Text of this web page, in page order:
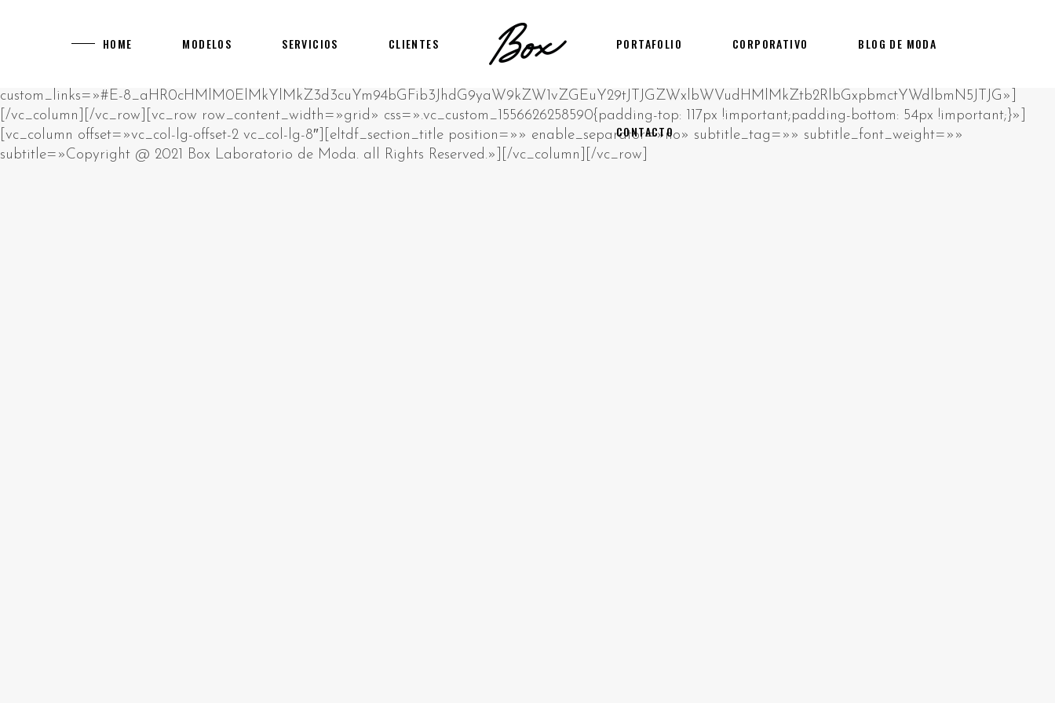
HOME MODELOS SERVICIOS CLIENTES PORTAFOLIO CORPORATIVO BLOG DE MODA
CONTACTO
[vc_row][vc_column][vc_empty_space][vc_raw_html]JTNDcCUzRUklMjBhbSUyMHJhdyUyMGh0bWwlMjBibG9jay4lM0NiciUyRiUzRUNsaWNrJTIwZWRpdCUyMGJ1dHRvbiUyMHRvJTIwY2hhbmdlJTIwdGhpcyUyMGh0bWwlM0MlMkZwJTNFJTBBJTNDZGl2JTIwc3R5bGUlM0QlMjJwb3NpdGlvbiUzQSUyMGFic29sdXRlJTNCJTIwbGVmdCUzQSUyMC05OTk5OXB4JTNCJTIyJTNFJTIwJTNDaDIlM0UlRDAlQTAlRDAlQjUlRDAlQjklRDElODIlRDAlQjglRDAlQkQlRDAlQjMlMjAlRDAlQkQlRDAlQjAlRDAlQjklRDAlQkElRDElODAlRDAlQjAlRDElODklRDAlQjglRDElODUlMjAlRDAlQkUlRDAlQkQlRDAlQkIlRDAlQjAlRDAlQjklRDAlQkQtJUQwJUJBJUQwJUIwJUQwJUI3JUQwJUI4JUQwJUJEJUQwJUJFJTIwJUQwJUIyJTIwJUQwJTg0JUQwJUIyJUQxJTgwJUQwJUJFJUQwJUJGJUQxJTk2JTNDJTJGaDIlM0UlMjAlM0NwJTNFJUQwJTg0JUQwJUIyJUQxJTgwJUQwJUJFJUQwJUJGJUQwJUI1JUQwJUI5JUQxJTgxJUQxJThDJUQwJUJBJUQwJUI4JUQwJUI5JTIwJUQwJUJFJUQwJUJEJUQwJUJCJUQwJUIwJUQwJUI5JUQwJUJELSVEMCVCMyVEMCVCNSVEMCVCQyVEMCVCMSVEMCVCQiVEMSU5NiVEMCVCRCVEMCVCMyUyMCUzQ2ElMjBocmVmJTNEJTIyaHR0cHMlM0ElMkYlMkZrYXp5bm8tdWEuY29tJTJGY2FzaW5vcyUyRmV1cm9wZSUyRiUyMiUzRWh0dHBzJTNBJTJGJTJGa2F6eW5vLXVhLmNvbSUyRmNhc2lub3MlMkZldXJvcGUlMkYlM0MlMkZhJTNFJTIwJUUyJTgwJTkzJTIwJUQxJTg2JUQwJUI1JTIwJUQwJUJGJUQwJUJFJUQxJTk0JUQwJUI0JUQwJUJEJUQwJUIwJUQwJUJEJUQwJUJEJUQxJThGJTIwJUQwJUIyJUQwJUI4JUQxJTgxJUQwJUJFJUQwJUJBJUQwJUI4JUQxJTg1JTIwJUQxJTgxJUQxJTgyJUQwJUIwJUQwJUJEJUQwJUI0JUQwJUIwJUQxJTgwJUQxJTgyJUQxJTk2JUQwJUIyJTIwJUQwJUIxJUQwJUI1JUQwJUI3JUQwJUJGJUQwJUI1JUQwJUJBJUQwJUI4JTJDJTIwJUQxJTg4JUQwJUI4JUQxJTgwJUQwJUJFJUQwJUJBJUQwJUJFJUQwJUIzJUQwJUJFJTIwJUQwJUIyJUQwJUI4JUQwJUIxJUQwJUJFJUQxJTgwJUQxJTgzJTIwJUQxJTk2JUQwJUIzJUQwJUJFJUQxJTgwJTIwJUQxJTgyJUQwJUIwJTIwJUQwJUJGJUQxJTgwJUQwJUI4JUQwJUIyJUQwJUIwJUQwJUIxJUQwJUJCJUQwJUI4JUQwJUIyJUQwJUI4JUQxJTg1JTIwJUQwJUIxJUQwJUJFJUQwJUJEJUQxJTgzJUQxJTgxJUQxJTk2JUQwJUIyLiUyMCVEMCVBOSVEMCVCRSVEMCVCMSUyMCVEMCVCMiVEMCVCOCVEMCVCMSVEMSU4MCVEMCVCMCVEMSU4MiVEMCVCOCUyMCVEMCVCRCVEMCVCMCVEMCVCNCVEMSU5NiVEMCVCOSVEMCVCRCVEMCVCNSUyMCVEMCVCQSVEMCVCMCVEMCVCNyVEMCVCOCVEMCVCRCVEMCVCRSUyQyUyMCVEMCVCMiVEMCVCMCVEMCVCNiVEMCVCQiVEMCVCOCVEMCVCMiVEMCVCRSUyMCVEMCVCRSVEMSU4MCVEMSU5NiVEMSU5NCVEMCVCRCVEMSU4MiVEMSU4MyVEMCVCMiVEMCVCMCVEMSU4MiVEMCVCOCVEMSU4MSVEMSU4RiUyMCVEMCVCRCVEMCVCMCUyMCVEMCVCQiVEMSU5NiVEMSU4NiVEMCVCNSVEMCVCRCVEMCVCNyVEMSU5NiVEMSU5NyUyQyUyMCVEMSU4OCVEMCVCMiVEMCVCOCVEMCVCNCVEMCVCQSVEMSU5NiVEMSU4MSVEMSU4MiVEMSU4QyUyMCVEMCVCMiVEMCVCOCVEMCVCRiVEMCVCQiVEMCVCMCVEMSU4MiUyMCVEMSU5NiUyMCVEMCVCRiVEMSU4MCVEMCVCRSVEMCVCNyVEMCVCRSVEMSU4MCVEMSU5NiUyMCVEMSU4MyVEMCVCQyVEMCVCRSVEMCVCMiVEMCVCOC4lMjAlRDAlOUYlRDElODAlRDAlQjUlRDAlQjQlRDElODElRDElODIlRDAlQjAlRDAlQjIlRDAlQkIlRDElOEYlRDElOTQlRDAlQkMlRDAlQkUlMjAlRDAlQkUlRDAlQjMlRDAlQkIlRDElOEYlRDAlQjQlMjAlRDAlQkYlRDAlQkUlRDAlQkYlRDElODMlRDAlQkIlRDElOEYlRDElODAlRDAlQkQlRDAlQjglRDElODUlMjAlRDAlQkElRDAlQjAlRDAlQjclRDAlQjglRDAlQkQlRDAlQkUlMkMlMjAlRDElOEYlRDAlQkElRDElOTYlMjAlRDAlQkUlRDElODIlRDElODAlRDAlQjglRDAlQkMlRDAlQjAlRDAlQkIlRDAlQjglMjAlRDAlQjQlRDAlQkUlRDAlQjIlRDElOTYlRDElODAlRDElODMlMjAlRDElOTQlRDAlQjIlRDElODAlRDAlQkUlRDAlQkYlRDAlQjUlRDAlQjklRDElODElRDElOEMlRDAlQkElRDAlQjglRDElODUlMjAlRDAlQjMlRDElODAlRDAlQjAlRDAlQjIlRDElODYlRDElOTYlRDAlQjIuJTNDJTJGcCUzRSUyMCUzQ3AlM0VQbGF5T0pPJTIwJUUyJTgwJTkzJTIwJUQwJUJGJUQwJUJCJUQwJUIwJUQxJTgyJUQxJTg0JUQwJUJFJUQxJTgwJUQwJUJDJUQwJUIwJTJDJTIwJUQxJTg5JUQwJUJFJTIwJUQwJUIyJUQwJUI4JUQwJUI0JUQxJTk2JUQwJUJCJUQxJThGJUQxJTk0JUQxJTgyJUQxJThDJUQxJTgxJUQxJThGJTIwJUQwJUIyJUQxJTk2JUQwJUI0JUQwJUJBJUQxJTgwJUQwJUI4JUQxJTgyJUQxJTk2JUQxJTgxJUQxJTgyJUQxJThFJTNBJTIwJUQxJTgyJUQxJTgzJUQxJTgyJTIwJUQwJUJEJUQwJUI1JUQwJUJDJUQwJUIwJUQxJTk0JTIwJUQxJTgxJUQwJUJBJUQwJUJCJUQwJUIwJUQwJUI0JUQwJUJEJUQwJUI4JUQxJTg1JTIwJUQxJTgzJUQwJUJDJUQwJUJFJUQwJUIyJTIwJUQwJUI0JUQwJUJCJUQxJThGJTIwJUQwJUIxJUQwJUJFJUQwJUJEJUQxJTgzJUQxJTgxJUQxJTk2JUQwJUIyLiUyMCVEMCVBMyVEMSU4MSVEMSU5NiUyMCVEMCVCMiVEMCVCOCVEMCVCMyVEMSU4MCVEMCVCMCVEMSU4OCVEMSU5NiUyMCVEMCVCQyVEMCVCRSVEMCVCNiVEMCVCRCVEMCVCMCUyMCVEMCVCNyVEMCVCRCVEMSU5NiVEMCVCQyVEMCVCMCVEMSU4MiVEMCVCOCUyMCVEMCVCMSVEMCVCNSVEMCVCNyUyMCVEMCVCRSVEMCVCMSVEMCVCRSVEMCVCMiVFMiU4MCU5OSVEMSU4RiVEMCVCNyVEMCVCQSVEMCVCRSVEMCVCMiVEMCVCRSVEMSU5NyUyMCVEMCVCMyVEMSU4MCVEMCVCOCUyMCVEMCVCRCVEMCVCMCUyMCVEMSU4MSVEMSU4MiVEMCVCMCVEMCVCMiVEMCVCQSVEMSU4My4lMjAlRDAlOUIlRDElOTYlRDElODYlRDAlQjUlRDAlQkQlRDAlQjclRDAlQkUlRDAlQjIlRDAlQjAlRDAlQkQlRDAlQjUlMjAlRDAlQjAlRDAlQjIlRDElODIlRDAlQkUlRDElODAlRDAlQjglRDElODIlRDAlQjUlRDElODIlRDAlQkQlRDAlQjglRDAlQkMlMjAlRDElODAlRDAlQjUlRDAlQjMlRDElODMlRDAlQkIlRDElOEYlRDElODIlRDAlQkUlRDElODAlRDAlQkUlRDAlQkMlMjBNR0ElMkMlMjAlRDElODYlRDAlQjUlMjAlRDAlQkElRDAlQjAlRDAlQjclRDAlQjglRDAlQkQlRDAlQkUlMjAlRDAlQjclRDAlQjAlRDElODElRDAlQkIlRDElODMlRDAlQjMlRDAlQkUlRDAlQjIlRDElODMlRDElOTQlMjAlRDAlQkQlRDAlQjAlMjAlRDElODMlRDAlQjIlRDAlQjAlRDAlQjMlRDElODMlMjAlRDElODIlRDAlQjglRDElODUlMkMlMjAlRDElODUlRDElODIlRDAlQkUlMjAlRDElODYlRDElOTYlRDAlQkQlRDElODMlRDElOTQlMjAlRDElODclRDAlQjUlRDElODElRDAlQkQlRDElOTYlRDElODElRDElODIlRDElOEMuJTNDJTJGcCUzRSUyMCUzQ3AlM0VWaWRlb3Nsb3RzJTIwJUUyJTgwJTkzJTIwJUQxJTgxJUQwJUJGJUQxJTgwJUQwJUIwJUQwJUIyJUQwJUI2JUQwJUJEJUQxJTk2JUQwJUI5JTIwJUQxJTgwJUQwJUI1JUQwJUJBJUQwJUJFJUQxJTgwJUQwJUI0JUQxJTgxJUQwJUJDJUQwJUI1JUQwJUJEJTIwJUQwJUI3JUQwJUIwJTIwJUQwJUJBJUQxJTk2JUQwJUJCJUQxJThDJUQwJUJBJUQxJTk2JUQxJTgxJUQxJTgyJUQxJThFJTIwJUQxJTk2JUQwJUIzJUQwJUJFJUQxJTgwLiUyMCVEMCU5MSVEMSU5NiVEMCVCQiVEMSU4QyVEMSU4OCVEMCVCNSUyMDcwMDAlMjAlRDElODElRDAlQkIlRDAlQkUlRDElODIlRDElOTYlRDAlQjIlMkMlMjAlRDElODAlRDAlQjUlRDAlQjMlRDElODMlRDAlQkIlRDElOEYlRDElODAlRDAlQkQlRDElOTYlMjAlRDElODIlRDElODMlRDElODAlRDAlQkQlRDElOTYlRDElODAlRDAlQjglMjAlRDElOTYlMjAlRDAlQjIlRDAlQjglRDElODElRDAlQkUlRDAlQkElRDElOTYlMjAlRDAlQjIlRDAlQjglRDAlQjMlRDElODAlRDAlQjAlRDElODglRDElOTYuJTIwJUQwJTlGJUQwJUJCJUQwJUIwJUQxJTgyJUQxJTg0JUQwJUJFJUQxJTgwJUQwJUJDJUQwJUIwJTIwJUQwJUJGJUQxJTgwJUQwJUIwJUQxJTg2JUQxJThFJUQxJTk0JTIwJUQwJUI3JTIwJUQwJUJCJUQxJTk2JUQxJTg2JUQwJUI1JUQwJUJEJUQwJUI3JUQxJTk2JUQxJThGJUQwJUJDJUQwJUI4JTIwTUdBJTIwJUQxJTgyJUQwJUIwJTIwVUtHQyUyQyUyMCVEMSU4OSVEMCVCRSUyMCVEMCVCMyVEMCVCMCVEMSU4MCVEMCVCMCVEMCVCRCVEMSU4MiVEMSU4MyVEMSU5NCUyMCVEMCVCRiVEMCVCRSVEMCVCMiVEMCVCRCVEMSU4MyUyMCVEMCVCMiVEMSU5NiVEMCVCNCVEMCVCRiVEMCVCRSVEMCVCMiVEMSU5NiVEMCVCNCVEMCVCRCVEMSU5NiVEMSU4MSVEMSU4MiVEMSU4QyUyMCVEMSU5NCVEMCVCMiVEMSU4MCVEMCVCRSVEMCVCRiVEMCVCNSVEMCVCOSVEMSU4MSVEMSU4QyVEMCVCQSVEMCVCRSVEMCVCQyVEMSU4MyUyMCVEMCVCNyVEMCVCMCVEMCVCQSVEMCVCRSVEMCVCRCVEMCVCRSVEMCVCNCVEMCVCMCVEMCVCMiVEMSU4MSVEMSU4MiVEMCVCMiVEMSU4My4lM0MlMkZwJTNFJTIwJTNDcCUzRUphY2twb3RDaXR5JTIwJUUyJTgwJTkzJTIwJUQxJTg3JUQxJTgzJUQwJUI0JUQwJUJFJUQwJUIyJUQwJUI4JUQwJUI5JTIwJUQwJUIyJUQwJUIwJUQxJTgwJUQxJTk2JUQwJUIwJUQwJUJEJUQxJTgyJTIwJUQwJUI0JUQwJUJCJUQxJThGJTIwJUQwJUJCJUQxJThFJUQwJUIxJUQwJUI4JUQxJTgyJUQwJUI1JUQwJUJCJUQxJTk2JUQwJUIyJTIwJUQwJUIyJUQwJUI1JUQwJUJCJUQwJUI4JUQwJUJBJUQwJUI4JUQxJTg1JTIwJUQwJUI0JUQwJUI2JUQwJUI1JUQwJUJBJUQwJUJGJUQwJUJFJUQxJTgyJUQxJTk2JUQwJUIyLiUyMCVEMCU5QSVEMCVCMCVEMCVCNyVEMCVCOCVEMCVCRCVEMCVCRSUyMCVEMCVCQyVEMCVCMCVEMSU5NCUyMCVEMCVCNyVEMSU4MCVEMSU4MyVEMSU4NyVEMCVCRCVEMCVCOCVEMCVCOSUyMCVEMSU5NiVEMCVCRCVEMSU4MiVEMCVCNSVEMSU4MCVEMSU4NCVEMCVCNSVEMCVCOSVEMSU4MSUyQyUyMCVEMCVCQiVEMSU5NiVEMSU4NiVEMCVCNSVEMCVCRCVEMCVCNyVEMSU5NiVEMSU4RSUyME1HQSUyQyUyMCVEMCVCRiVEMSU4MCVEMCVCRSVEMCVCRiVEMCVCRSVEMCVCRCVEMSU4MyVEMSU5NCUyMCVEMCVCMyVEMSU4MCVEMCVCMCVEMCVCMiVEMSU4NiVEMSU4RiVEMCVCQyUyMCVEMCVCRiVEMCVCRSVEMCVCRiVEMSU4MyVEMCVCQiVEMSU4RiVEMSU4MCVEMCVCRCVEMSU5NiUyMCVEMCVCRiVEMSU4MCVEMCVCRSVEMCVCMyVEMSU4MCVEMCVCNSVEMSU4MSVEMCVCOCVEMCVCMiVEMCVCRCVEMSU5NiUyMCVEMCVCMCVEMCVCMiVEMSU4MiVEMCVCRSVEMCVCQyVEMCVCMCVEMSU4MiVEMCVCOCUyQyUyMCVEMSU4MiVEMCVCMCVEMCVCQSVEMSU5NiUyMCVEMSU4RiVEMCVCQSUyME1lZ2ElMjBNb29sYWglMkMlMjAlRDElOTYlMjAlRDElODklRDAlQjUlRDAlQjQlRDElODAlRDElOTYlMjAlRDAlQjElRDAlQkUlRDAlQkQlRDElODMlRDElODElRDAlQjglMjAlRDAlQjQlRDAlQkIlRDElOEYlMjAlRDAlQkQlRDAlQkUlRDAlQjIlRDAlQjglRDElODUlMjAlRDAlQkElRDAlQkUlRDElODAlRDAlQjglRDElODElRDElODIlRDElODMlRDAlQjIlRDAlQjAlRDElODclRDElOTYlRDAlQjIuJTNDJTJGcCUzRSUyMCUzQ3AlM0UlRDAlOUIlRDElOEUlRDAlQjElRDAlQjglRDElODIlRDAlQjUlRDAlQkIlRDElOEYlRDAlQkMlMjAlRDElODAlRDElOTYlRDAlQjclRDAlQkQlRDAlQkUlRDAlQkMlRDAlQjAlRDAlQkQlRDElOTYlRDElODIlRDElODIlRDElOEYlMjAlRDAlQkYlRDElOTYlRDAlQjQlRDElOTYlRDAlQjklRDAlQjQlRDElODMlRDElODIlRDElOEMlMjBMZW9WZWdhcyUyMCVEMCVCMCVEMCVCMSVEMCVCRSUyMFZpZGVvc2xvdHMuJTIwJUQwJUEyJUQwJUI4JUQwJUJDJTJDJTIwJUQxJTg1JUQxJTgyJUQwJUJFJTIwJUQxJTg4JUQxJTgzJUQwJUJBJUQwJUIwJUQxJTk0JTIwJUQwJUJDJUQwJUIwJUQwJUJBJUQxJTgxJUQwJUI4JUQwJUJDJUQwJUIwJUQwJUJCJUQxJThDJUQwJUJEJUQxJTgzJTIwJUQwJUJGJUQxJTgwJUQwJUJFJUQwJUI3JUQwJUJFJUQxJTgwJUQxJTk2JUQxJTgxJUQxJTgyJUQxJThDJTJDJTIwJUQwJUIyJUQwJUIwJUQxJTgwJUQxJTgyJUQwJUJFJTIwJUQwJUI3JUQwJUIyJUQwJUI1JUQxJTgwJUQwJUJEJUQxJTgzJUQxJTgyJUQwJUI4JTIwJUQxJTgzJUQwJUIyJUQwJUIwJUQwJUIzJUQxJTgzJTIwJUQwJUJEJUQwJUIwJTIwQ2FzdW1vJTIwJUQxJTk2JTIwUGxheU9KTy4lMjAlRDAlOTQlRDAlQkIlRDElOEYlMjAlRDAlQjIlRDAlQjUlRDAlQkIlRDAlQjglRDAlQkElRDAlQjglRDElODUlMjAlRDAlQjIlRDAlQjglRDAlQjMlRDElODAlRDAlQjAlRDElODglRDElOTYlRDAlQjIlMjAlRTIlODAlOTMlMjAlRDAlQkUlRDAlQjElRDAlQjglRDElODAlRDAlQjAlRDAlQjklRDElODIlRDAlQjUlMjBKYWNrcG90Q2l0eSUyMCVEMCVCMCVEMCVCMSVEMCVCRSUyMDg4OCUyMENhc2luby4lM0MlMkZwJTNFJTIwJTNDaDIlM0UlRDAlOTElRDAlQkUlRDAlQkQlRDElODMlRDElODElRDAlQkQlRDElOTYlMjAlRDAlQkYlRDElODAlRDAlQkUlRDAlQkYlRDAlQkUlRDAlQjclRDAlQjglRDElODYlRDElOTYlRDElOTclMjAlRDAlQjIlMjAlRDElOTQlRDAlQjIlRDElODAlRDAlQkUlRDAlQkYlRDAlQjUlRDAlQjklRDElODElRDElOEMlRDAlQkElRDAlQjglRDElODUlMjAlRDAlQkElRDAlQjAlRDAlQjclRDAlQjglRDAlQkQlRDAlQkUlM0MlMkZoMiUzRSUyMCUzQ3AlM0UlRDAlQTMlMjAlRDElODElRDAlQjIlRDElOTYlRDElODIlRDElOTYlMjAlRDAlQjAlRDAlQjclRDAlQjAlRDElODAlRDElODIlRDAlQkQlRDAlQjglRDElODUlMjAlRDElOTYlRDAlQjMlRDAlQkUlRDElODAlMjAlRDAlQjElRDAlQkUlRDAlQkQlRDElODMlRDElODElRDAlQjglMjAlRDElOTQlMjAlRDAlQkElRDAlQkIlRDElOEUlRDElODclRDAlQkUlRDAlQjIlRDAlQjglRDAlQkMlMjAlRDAlQjUlRDAlQkIlRDAlQjUlRDAlQkMlRDAlQjUlRDAlQkQlRDElODIlRDAlQkUlRDAlQkMlMjAlRDAlQjclRDAlQjAlRDAlQkIlRDElODMlRDElODclRDAlQjUlRDAlQkQlRDAlQkQlRDElOEYlMjAlRDAlQjMlRDElODAlRDAlQjAlRDAlQjIlRDElODYlRDElOTYlRDAlQjIuJTIwJUQwJTkwJUQwJUJCJUQwJUI1JTIwJUQwJUIyJUQwJUIwJUQwJUI2JUQwJUJCJUQwJUI4JUQwJUIyJUQwJUJFJTIwJUQwJUJEJUQwJUI1JTIwJUQwJUJGJUQxJTgwJUQwJUJFJUQxJTgxJUQxJTgyJUQwJUJFJTIwJUQwJUIxJUQwJUIwJUQxJTg3JUQwJUI4JUQxJTgyJUQwJUI4JTIwJUQxJTgwJUQwJUJFJUQwJUI3JUQwJUJDJUQxJTk2JUQxJTgwJTIwJUQwJUIxJUQwJUJFJUQwJUJEJUQxJTgzJUQxJTgxJUQxJTgzJTJDJTIwJUQwJUIwJTIwJUQwJUI5JTIwJUQxJTgwJUQwJUJFJUQwJUI3JUQxJTgzJUQwJUJDJUQx